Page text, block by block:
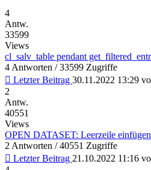
4
Antw.
33599
Views
cl_salv_table pendant
4 Antworten / 33599 Zugriffe
Letzter Beitrag 30.11.2022 13:29
2
Antw.
40551
Views
OPEN DATASET: Leerzeile
2 Antworten / 40551 Zugriffe
Letzter Beitrag 21.10.2022 11:16